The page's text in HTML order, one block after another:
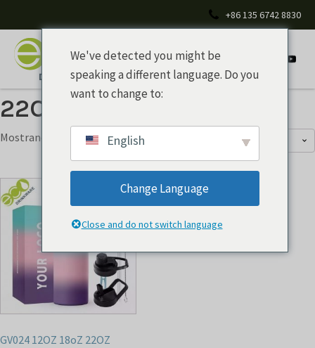
+86 135 6742 8830
22OZ aquaflask
Mostrando el único resultado
GV024 12OZ 18oZ 22OZ
We've detected you might be
speaking a different language. Do you
want to change to:
English
Change Language
Close and do not switch language